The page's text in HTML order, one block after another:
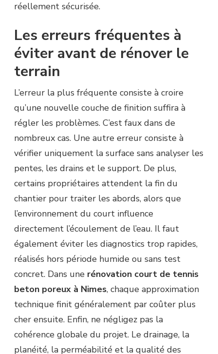
réellement sécurisée.
Les erreurs fréquentes à
éviter avant de rénover le
terrain
L’erreur la plus fréquente consiste à croire
qu’une nouvelle couche de finition suffira à
régler les problèmes. C’est faux dans de
nombreux cas. Une autre erreur consiste à
vérifier uniquement la surface sans analyser les
pentes, les drains et le support. De plus,
certains propriétaires attendent la fin du
chantier pour traiter les abords, alors que
l’environnement du court influence
directement l’écoulement de l’eau. Il faut
également éviter les diagnostics trop rapides,
réalisés hors période humide ou sans test
concret. Dans une rénovation court de tennis
beton poreux à Nimes, chaque approximation
technique finit généralement par coûter plus
cher ensuite. Enfin, ne négligez pas la
cohérence globale du projet. Le drainage, la
planéité, la perméabilité et la qualité des